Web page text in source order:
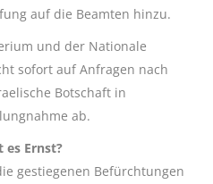
auf die Beamten hinzu.
und der Nationale
sofort auf Anfragen nach
Botschaft in
ab.
Ernst?
gestiegenen Befürchtungen